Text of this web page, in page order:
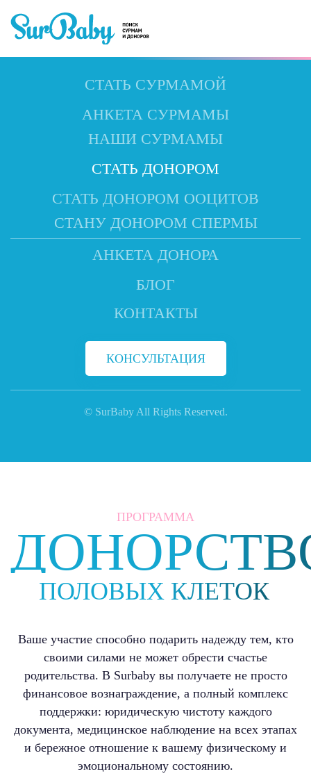
СТАТЬ СУРМАМОЙ
АНКЕТА СУРМАМЫ
НАШИ СУРМАМЫ
СТАТЬ ДОНОРОМ
СТАТЬ ДОНОРОМ ООЦИТОВ
СТАНУ ДОНОРОМ СПЕРМЫ
АНКЕТА ДОНОРА
БЛОГ
КОНТАКТЫ
КОНСУЛЬТАЦИЯ
© SurBaby All Rights Reserved.
ПРОГРАММА
ПОЛОВЫХ КЛЕТОК
Ваше участие способно подарить надежду тем, кто
своими силами не может обрести счастье
родительства. В Surbaby вы получаете не просто
финансовое вознаграждение, а полный комплекс
поддержки: юридическую чистоту каждого
документа, медицинское наблюдение на всех этапах
и бережное отношение к вашему физическому и
эмоциональному состоянию.